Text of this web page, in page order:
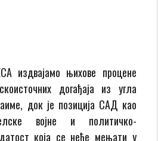
издвајамо њихове процене
догађаја из угла
док је позиција САД као
војне и политичко-
која се неће мењати у